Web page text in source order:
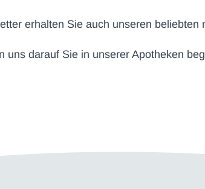
erhalten Sie auch unseren beliebten
uns darauf Sie in unserer Apotheken